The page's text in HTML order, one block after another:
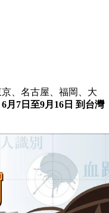
、名古屋、福岡、大
月7日至9月16日 到台灣